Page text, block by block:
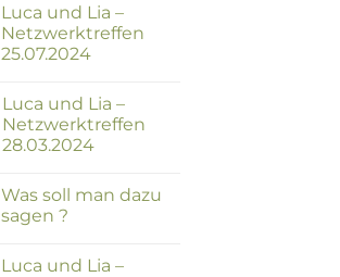
Luca und Lia –
Netzwerktreffen
25.07.2024
zu
Luca
und
Lia
25.07.2024
Luca und Lia –
Netzwerktreffen
28.03.2024
zu
und
Netzwerktreffen
Was soll man dazu
sagen ?
zu
Luca und Lia –